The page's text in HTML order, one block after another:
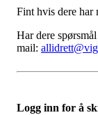
Fint hvis dere har
Har dere
mail:
Logg inn for å